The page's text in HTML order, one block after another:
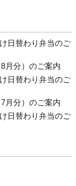
日替わり弁当のご
月分）のご案内
日替わり弁当のご
月分）のご案内
日替わり弁当のご